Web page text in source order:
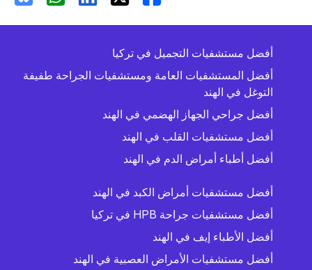
أفضل مستشفيات التجميل في تركيا
أفضل المستشفيات العامة ومستشفيات الجراحة طفيفة
التوغل في الهند
أفضل جراحي الجهاز الهضمي في الهند
أفضل مستشفيات القلب في الهند
أفضل أطباء أمراض الدم في الهند
أفضل مستشفيات أمراض الكبد في الهند
أفضل مستشفيات جراحة HPB في تركيا
أفضل الأطباء إيف في الهند
أفضل مستشفيات الأمراض العصبية في الهند